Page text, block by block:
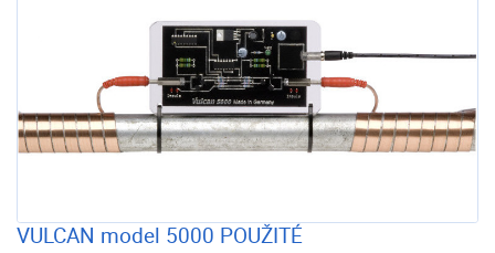
VULCAN model 5000 POUŽITÉ